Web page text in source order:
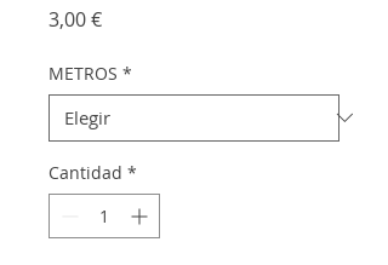
3,00 €Precio
METROS *
Cantidad *